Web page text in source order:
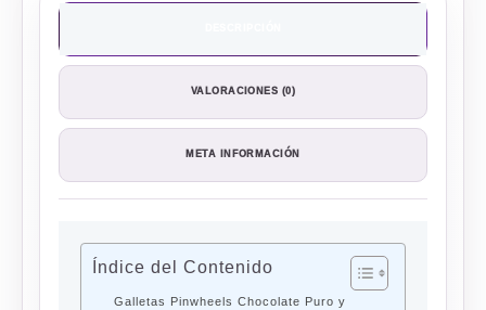
VALORACIONES (0)
META INFORMACIÓN
Índice del Contenido
Galletas Pinwheels Chocolate Puro y